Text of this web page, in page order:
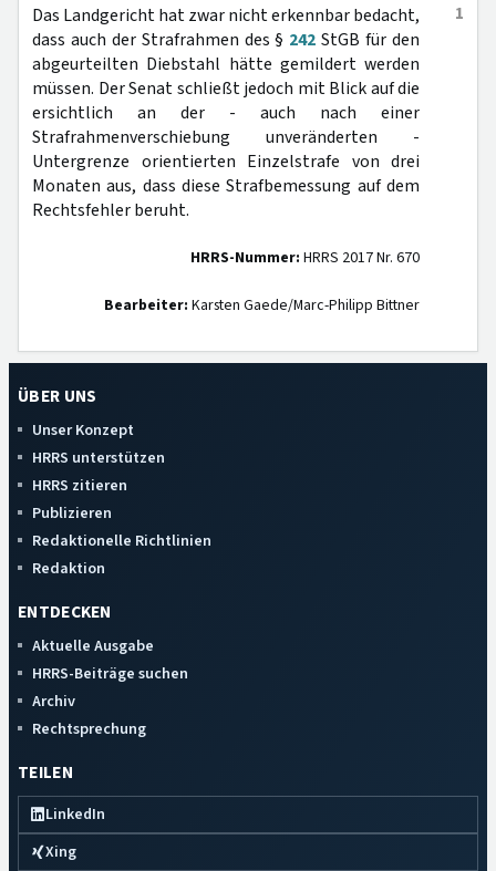
1
Das Landgericht hat zwar nicht erkennbar bedacht,
dass auch der Strafrahmen des § 242 StGB für den
abgeurteilten Diebstahl hätte gemildert werden
müssen. Der Senat schließt jedoch mit Blick auf die
ersichtlich an der - auch nach einer
Strafrahmenverschiebung unveränderten -
Untergrenze orientierten Einzelstrafe von drei
Monaten aus, dass diese Strafbemessung auf dem
Rechtsfehler beruht.
HRRS-Nummer: HRRS 2017 Nr. 670
Bearbeiter: Karsten Gaede/Marc-Philipp Bittner
ÜBER UNS
Unser Konzept
HRRS unterstützen
HRRS zitieren
Publizieren
Redaktionelle Richtlinien
Redaktion
ENTDECKEN
Aktuelle Ausgabe
HRRS-Beiträge suchen
Archiv
Rechtsprechung
TEILEN
LinkedIn
Xing